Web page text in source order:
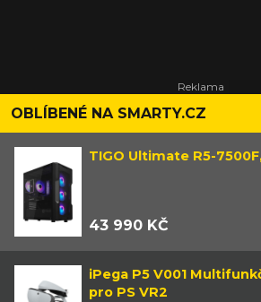
OBLÍBENÉ NA SMARTY.CZ
TIGO Ultimate R5-
43 990 KČ
iPega P5 V001
pro PS VR2